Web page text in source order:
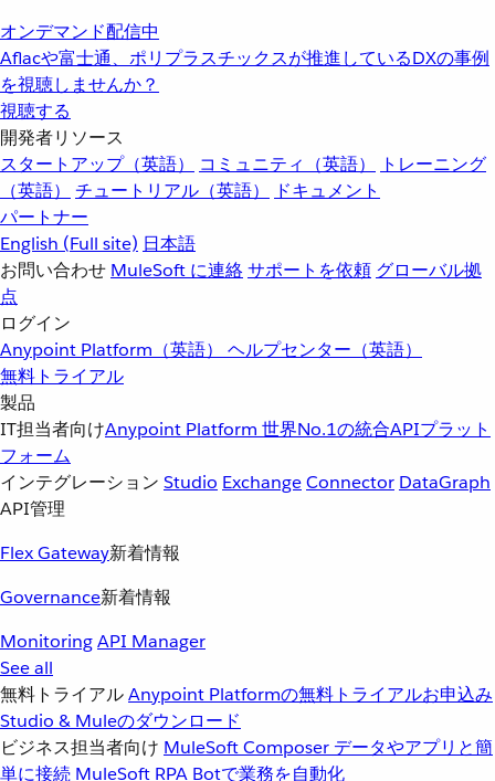
オンデマンド配信中
Aflacや富士通、ポリプラスチックスが推進しているDXの事例
を視聴しませんか？
視聴する
開発者リソース
スタートアップ（英語）
コミュニティ（英語）
トレーニング
（英語）
チュートリアル（英語）
ドキュメント
パートナー
English (Full site) 日本語
お問い合わせ MuleSoft に連絡サポートを依頼 グローバル拠
点
ログイン
Anypoint Platform（英語） ヘルプセンター（英語）
無料トライアル
製品
IT担当者向けAnypoint Platform 世界No.1の統合APIプラット
フォーム
インテグレーション Studio ExchangeConnector DataGraph
API管理
Flex Gateway新着情報
Governance新着情報
MonitoringAPI Manager
See all
無料トライアルAnypoint Platformの無料トライアルお申込み
Studio & Muleのダウンロード
ビジネス担当者向け MuleSoft Composer データやアプリと簡
単に接続 MuleSoft RPA Botで業務を自動化